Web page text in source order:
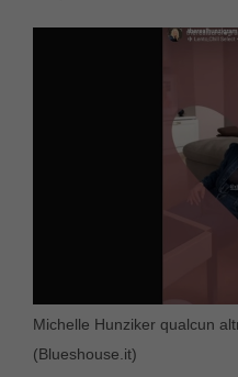
Michelle Hunziker qualcun
(Blueshouse.it)